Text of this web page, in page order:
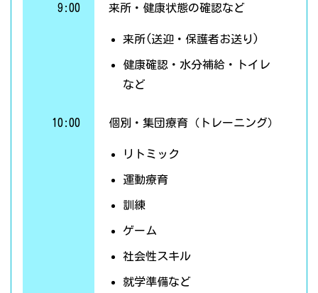
9:00 来所・健康状態の確認など
来所(送迎・保護者お送り)
健康確認・水分補給・トイレ
など
10:00 個別・集団療育（トレーニング）
リトミック
運動療育
訓練
ゲーム
社会性スキル
就学準備など